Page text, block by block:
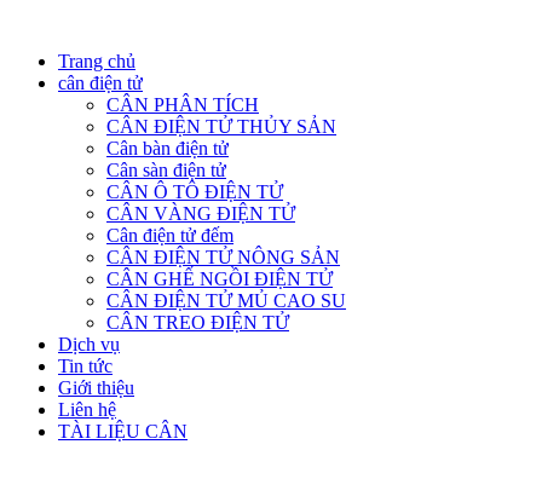
Trang chủ
cân điện tử
CÂN PHÂN TÍCH
CÂN ĐIỆN TỬ THỦY SẢN
Cân bàn điện tử
Cân sàn điện tử
CÂN Ô TÔ ĐIỆN TỬ
CÂN VÀNG ĐIỆN TỬ
Cân điện tử đếm
CÂN ĐIỆN TỬ NÔNG SẢN
CÂN GHẾ NGỒI ĐIỆN TỬ
CÂN ĐIỆN TỬ MỦ CAO SU
CÂN TREO ĐIỆN TỬ
Dịch vụ
Tin tức
Giới thiệu
Liên hệ
TÀI LIỆU CÂN